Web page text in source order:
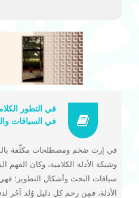
في التطور
في السياقات
في إرث ضخم ومصطلحات مكثِّفة
وشبكة الأدلة الكلامية، وكان الفهم
سياقات البحث وأشكال التطوير؛
الأدلة، فمِن رحم كل دليل وُلد آخَر